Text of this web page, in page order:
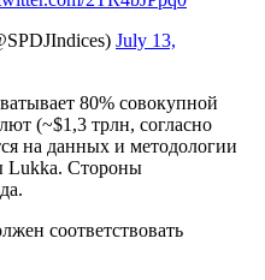
July 13,
80% совокупной
(~$1,3 трлн, согласно
на данных и методологии
Lukka. Стороны
соответствовать